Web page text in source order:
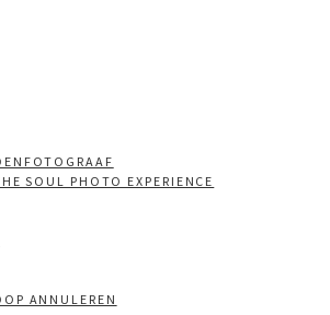
SOUL PHOTO EXPERIENCE
ANNULEREN